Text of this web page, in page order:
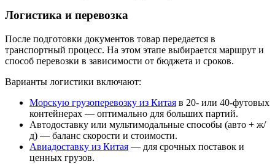
Логистика и перевозка
После подготовки документов товар передается в
транспортный процесс. На этом этапе выбирается маршрут и
способ перевозки в зависимости от бюджета и сроков.
Варианты логистики включают:
Морскую грузоперевозку из Китая в 20- или 40-футовых
контейнерах — оптимально для больших партий.
Автодоставку или мультимодальные способы (авто + ж/
д) — баланс скорости и стоимости.
Авиадоставку из Китая — для срочных поставок и
ценных грузов.